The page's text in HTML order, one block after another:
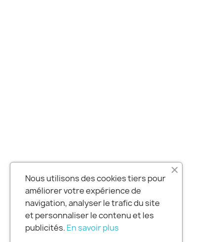
Nous utilisons des cookies tiers pour
améliorer votre expérience de
navigation, analyser le trafic du site
et personnaliser le contenu et les
publicités. En savoir plus